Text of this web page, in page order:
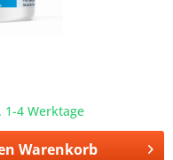
4 Werktage
Warenkorb